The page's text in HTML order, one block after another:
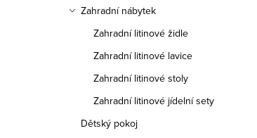
Zahradní nábytek
Zahradní litinové židle
Zahradní litinové lavice
Zahradní litinové stoly
Zahradní litinové jídelní sety
Dětský pokoj